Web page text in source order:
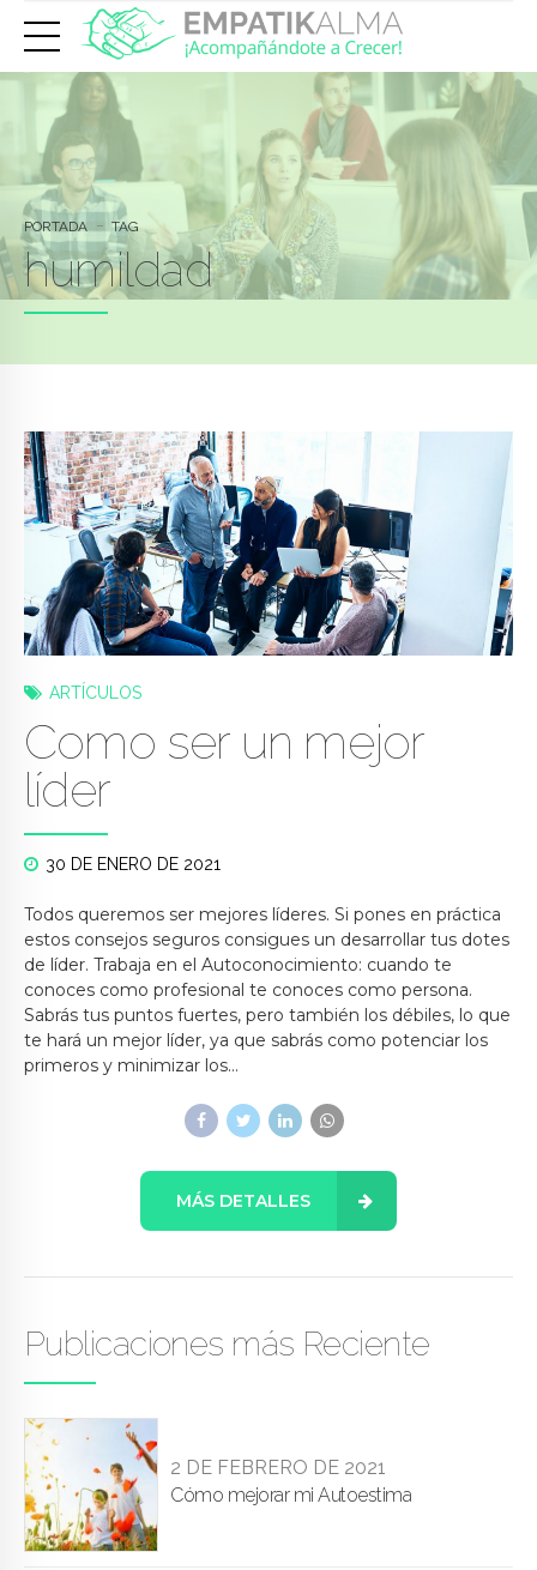
PORTADA TAG
humildad
ARTÍCULOS
Como ser un mejor
líder
30 DE ENERO DE 2021
Todos queremos ser mejores líderes. Si pones en práctica
estos consejos seguros consigues un desarrollar tus dotes
de líder. Trabaja en el Autoconocimiento: cuando te
conoces como profesional te conoces como persona.
Sabrás tus puntos fuertes, pero también los débiles, lo que
te hará un mejor líder, ya que sabrás como potenciar los
primeros y minimizar los...
MÁS DETALLES
Publicaciones más Reciente
2 DE FEBRERO DE 2021
Cómo mejorar mi Autoestima